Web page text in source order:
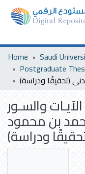
Home
والسـور
بن محمود
ودراسة)